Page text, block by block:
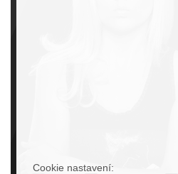
Cookie nastavení: